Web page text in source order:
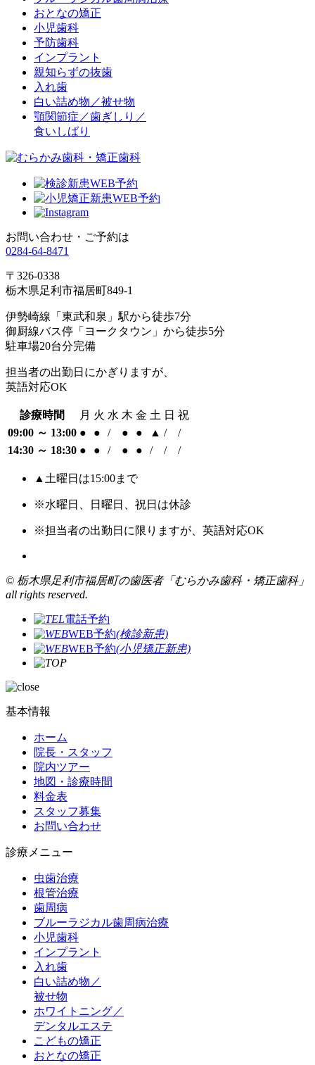
おとなの矯正
小児歯科
予防歯科
インプラント
親知らずの抜歯
入れ歯
白い詰め物／被せ物
顎関節症／歯ぎしり／
食いしばり
お問い合わせ・ご予約は
0284-64-8471
〒326-0338
栃木県足利市福居町849-1
伊勢崎線「東武和泉」駅から徒歩7分
御厨線バス停「ヨークタウン」から徒歩5分
駐車場20台分完備
担当者の出勤日にかぎりますが、
英語対応OK
診療時間 月 火 水 木 金 土 日 祝
09:00 ～ 13:00 ● ● / ● ● ▲ /
/
14:30 ～ 18:30 ● ● / ● ● / / /
▲土曜日は15:00まで
※水曜日、日曜日、祝日は休診
※担当者の出勤日に限りますが、英語対応OK
© 栃木県足利市福居町の歯医者「むらかみ歯科・矯正歯科」
all rights reserved.
電話予約
WEB予約(検診新患)
WEB予約(小児矯正新患)
基本情報
ホーム
院長・スタッフ
院内ツアー
地図・診療時間
料金表
スタッフ募集
お問い合わせ
診療メニュー
虫歯治療
根管治療
歯周病
ブルーラジカル歯周病治療
小児歯科
インプラント
入れ歯
白い詰め物／
被せ物
ホワイトニング／
デンタルエステ
こどもの矯正
おとなの矯正